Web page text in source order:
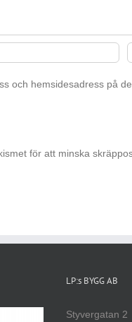
och hemsidesadress på
för att minska
LP:s BYGG AB
Styvergatan 2